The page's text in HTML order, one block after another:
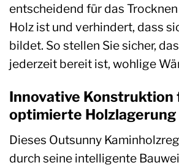
entscheidend für das
Holz ist und verhindert, dass
bildet. So stellen Sie sicher,
jederzeit bereit ist, wohlige
Innovative Konstruktion
optimierte Holzlagerung
Dieses Outsunny
durch seine intelligente